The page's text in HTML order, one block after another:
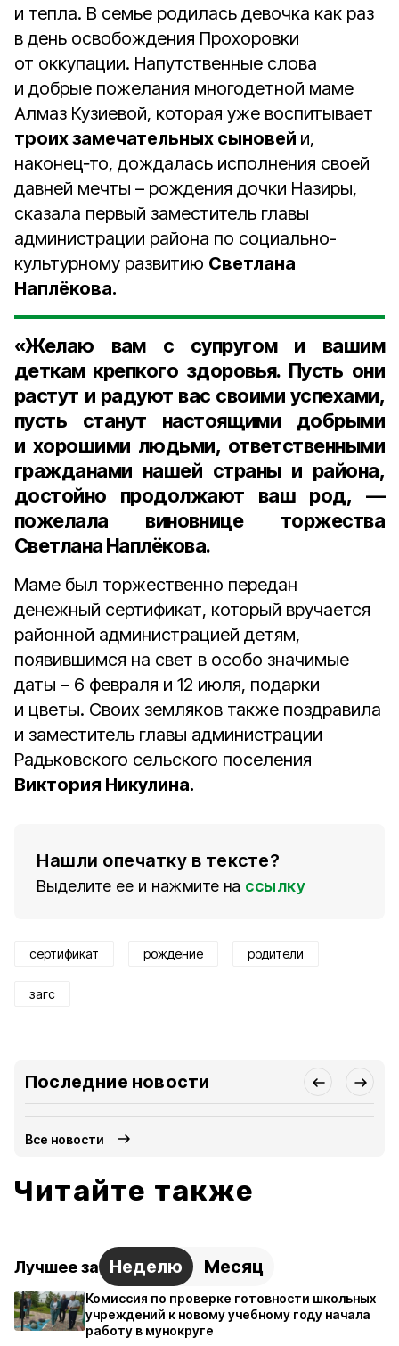
и тепла. В семье родилась девочка как раз
в день освобождения Прохоровки
от оккупации. Напутственные слова
и добрые пожелания многодетной маме
Алмаз Кузиевой, которая уже воспитывает
троих замечательных сыновей и,
наконец‑то, дождалась исполнения своей
давней мечты – рождения дочки Назиры,
сказала первый заместитель главы
администрации района по социально-
культурному развитию Светлана
Наплёкова.
«Желаю вам с супругом и вашим
деткам крепкого здоровья. Пусть они
растут и радуют вас своими успехами,
пусть станут настоящими добрыми
и хорошими людьми, ответственными
гражданами нашей страны и района,
достойно продолжают ваш род, —
пожелала виновнице торжества
Светлана Наплёкова.
Маме был торжественно передан
денежный сертификат, который вручается
районной администрацией детям,
появившимся на свет в особо значимые
даты – 6 февраля и 12 июля, подарки
и цветы. Своих земляков также поздравила
и заместитель главы администрации
Радьковского сельского поселения
Виктория Никулина.
Нашли опечатку в тексте?
Выделите ее и нажмите на ссылку
сертификат рождение родители
загс
Последние новости
Все новости
Читайте также
Лучшее за Неделю Месяц
Комиссия по проверке готовности школьных
учреждений к новому учебному году начала
работу в мунокруге